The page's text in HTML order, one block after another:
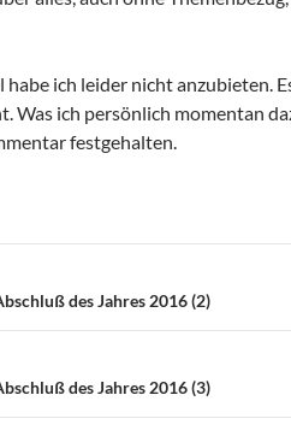
ich leider nicht anzubieten.
Was ich persönlich momentan
festgehalten.
des Jahres 2016 (2)
des Jahres 2016 (3)